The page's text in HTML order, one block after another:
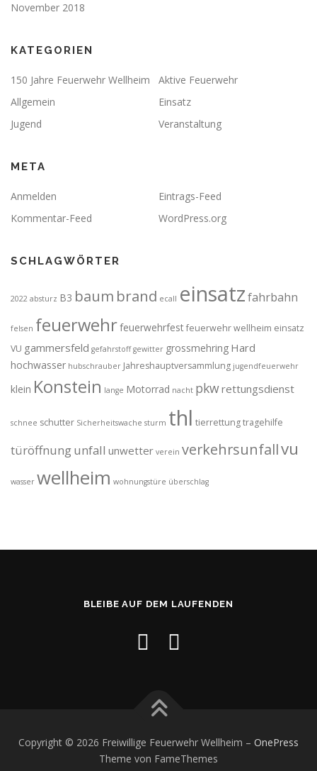
November 2018
KATEGORIEN
150 Jahre Feuerwehr Wellheim
Aktive Feuerwehr
Allgemein
Einsatz
Jugend
Veranstaltung
META
Anmelden
Eintrags-Feed
Kommentar-Feed
WordPress.org
SCHLAGWÖRTER
2022 absturz B3 baum brand ecall einsatzfahrbahn
felsen feuerwehrfeuerwehrfest feuerwehr wellheim einsatz
VU gammersfeld gefahrstoff gewitter grossmehring Hard
hochwasser hubschrauber Jahreshauptversammlung jugendfeuerwehr
klein Konstein lange Motorrad nacht pkwrettungsdienst
schnee schutter Sicherheitswache sturm thl tierrettungtragehilfe
türöffnungunfall unwetter verein verkehrsunfallvu
wasser wellheim wohnungstüre überschlag
BLEIBE AUF DEM LAUFENDEN
Copyright © 2026 Freiwillige Feuerwehr Wellheim – OnePress
Theme von FameThemes